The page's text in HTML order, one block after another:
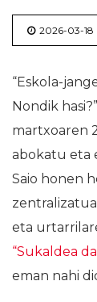
2026-03-18
“Eskola-
Nondik hasi?”
martxoaren
abokatu eta
Saio honen
eta
“Sukaldea
eman nahi